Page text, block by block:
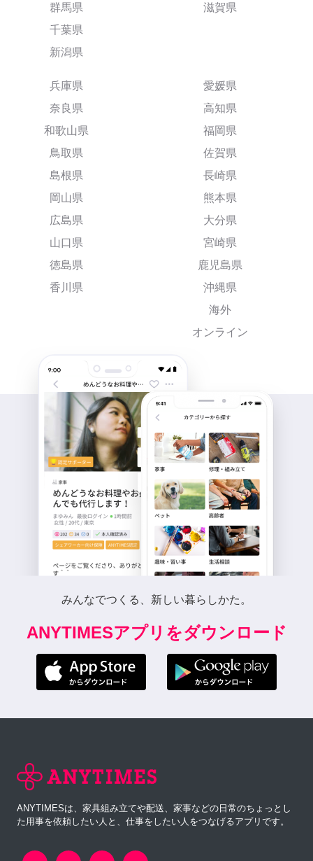
群馬県
千葉県
新潟県
滋賀県
兵庫県
奈良県
和歌山県
鳥取県
島根県
岡山県
広島県
山口県
徳島県
香川県
愛媛県
高知県
福岡県
佐賀県
長崎県
熊本県
大分県
宮崎県
鹿児島県
沖縄県
海外
オンライン
みんなでつくる、新しい暮らしかた。
ANYTIMESアプリをダウンロード
ANYTIMESは、家具組み立てや配送、家事などの日常のちょっとし
た用事を依頼したい人と、仕事をしたい人をつなげるアプリです。